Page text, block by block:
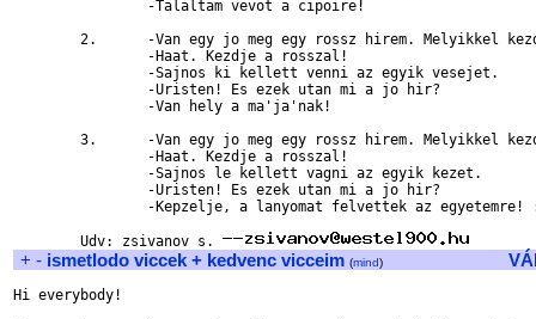
	Udv: zsivanov s.
+ - ismetlodo viccek + kedvenc vicceim (mind)
Hi everybody!